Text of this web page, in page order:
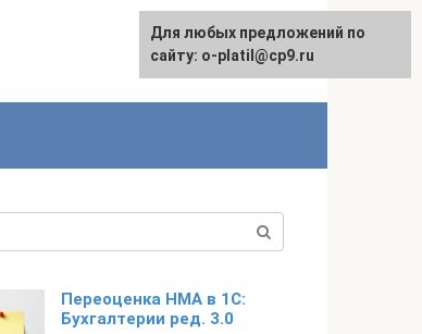
Переоценка НМА в 1С:
Бухгалтерии ред. 3.0
Для любых предложений по
сайту: o-platil@cp9.ru